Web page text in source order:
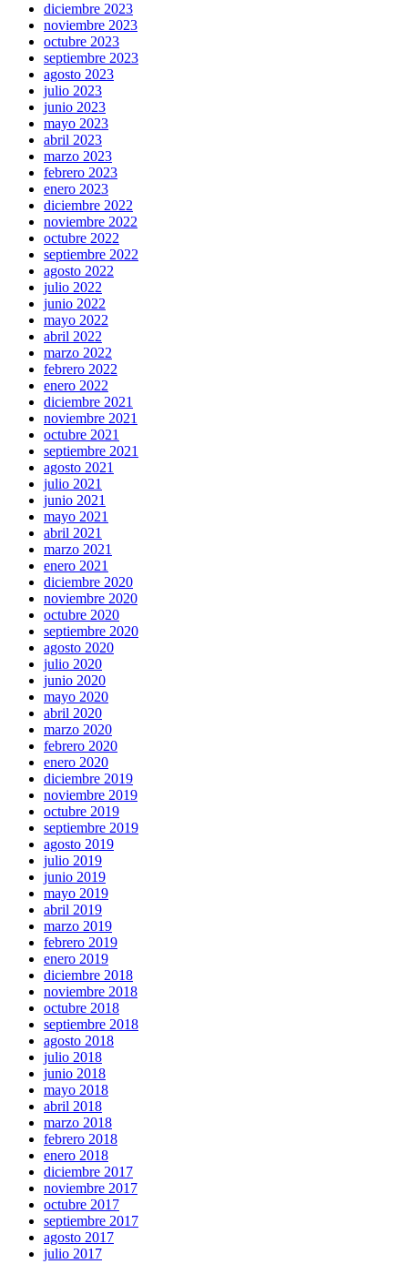
diciembre 2023
noviembre 2023
octubre 2023
septiembre 2023
agosto 2023
julio 2023
junio 2023
mayo 2023
abril 2023
marzo 2023
febrero 2023
enero 2023
diciembre 2022
noviembre 2022
octubre 2022
septiembre 2022
agosto 2022
julio 2022
junio 2022
mayo 2022
abril 2022
marzo 2022
febrero 2022
enero 2022
diciembre 2021
noviembre 2021
octubre 2021
septiembre 2021
agosto 2021
julio 2021
junio 2021
mayo 2021
abril 2021
marzo 2021
enero 2021
diciembre 2020
noviembre 2020
octubre 2020
septiembre 2020
agosto 2020
julio 2020
junio 2020
mayo 2020
abril 2020
marzo 2020
febrero 2020
enero 2020
diciembre 2019
noviembre 2019
octubre 2019
septiembre 2019
agosto 2019
julio 2019
junio 2019
mayo 2019
abril 2019
marzo 2019
febrero 2019
enero 2019
diciembre 2018
noviembre 2018
octubre 2018
septiembre 2018
agosto 2018
julio 2018
junio 2018
mayo 2018
abril 2018
marzo 2018
febrero 2018
enero 2018
diciembre 2017
noviembre 2017
octubre 2017
septiembre 2017
agosto 2017
julio 2017